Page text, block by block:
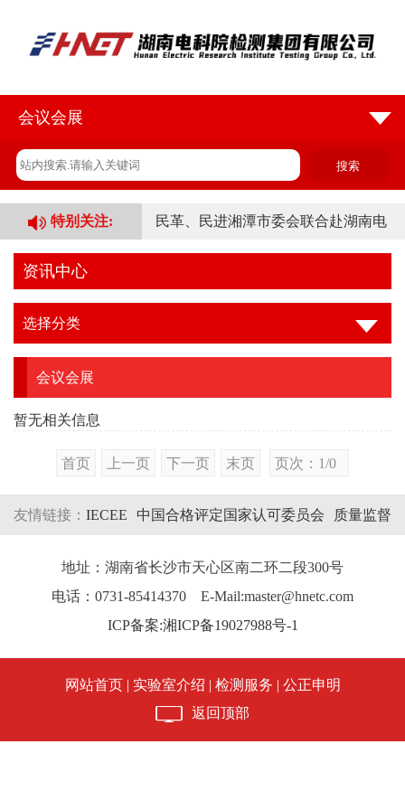
会议会展
特别关注:
烈日“烤”验有“凉”策 心系一线鼓干
民革、民进湘潭市委会联合赴湖南电
科院检
检测公司开展“八一”复退军人慰问座
院
聘拟录
迎峰度夏，别让电气火灾 偷走你的清
招聘公告
敲定！阿里数据中心试验方案核心参
数落地
湖南电科院检测集团有限公司公开招
资讯中心
选择分类
会议会展
暂无相关信息
首页 上一页 下一页 末页 页次：1/0
友情链接： IECEE 中国合格评定国家认可委员会 质量监督
术监督局
地址：湖南省长沙市天心区南二环二段300号
电话：0731-85414370 E-Mail:master@hnetc.com
ICP备案:湘ICP备19027988号-1
网站首页| 实验室介绍 | 检测服务 | 公正申明
返回顶部